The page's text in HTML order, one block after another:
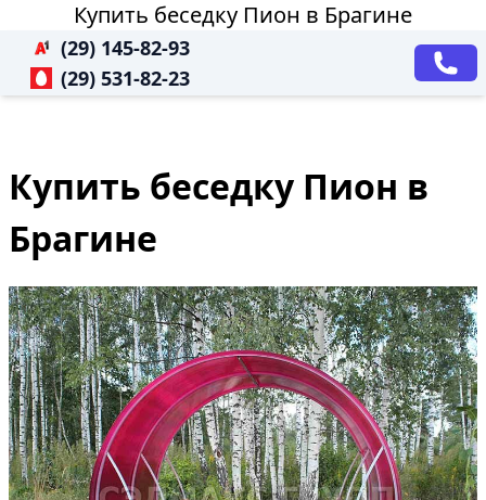
Купить беседку Пион в Брагине
(29) 145-82-93
(29) 531-82-23
Купить беседку Пион в
Брагине